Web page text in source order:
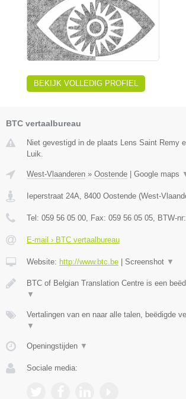
BEKIJK VOLLEDIG PROFIEL
BTC vertaalbureau
Niet gevestigd in de plaats Lens Saint Remy
Luik.
West-Vlaanderen » Oostende | Google maps
Ieperstraat 24A 8400 Oostende (West-
Tel: 059 56 05 00 , Fax: 059 56 05 05 , BTW-nr:
E-mail › BTC vertaalbureau
Website: http://www.btc.be | Screenshot ▼
BTC of Belgian Translation Centre is een
▼
Vertalingen van en naar alle talen, beëdigde
▼
Openingstijden ▼
Sociale media: